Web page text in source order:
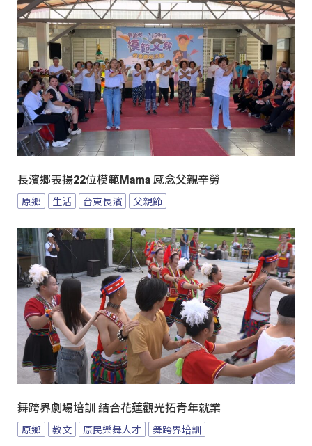
長濱鄉表揚22位模範Mama 感念父親辛勞
原鄉 生活 台東長濱 父親節
舞跨界劇場培訓 結合花蓮觀光拓青年就業
原鄉 教文 原民樂舞人才 舞跨界培訓